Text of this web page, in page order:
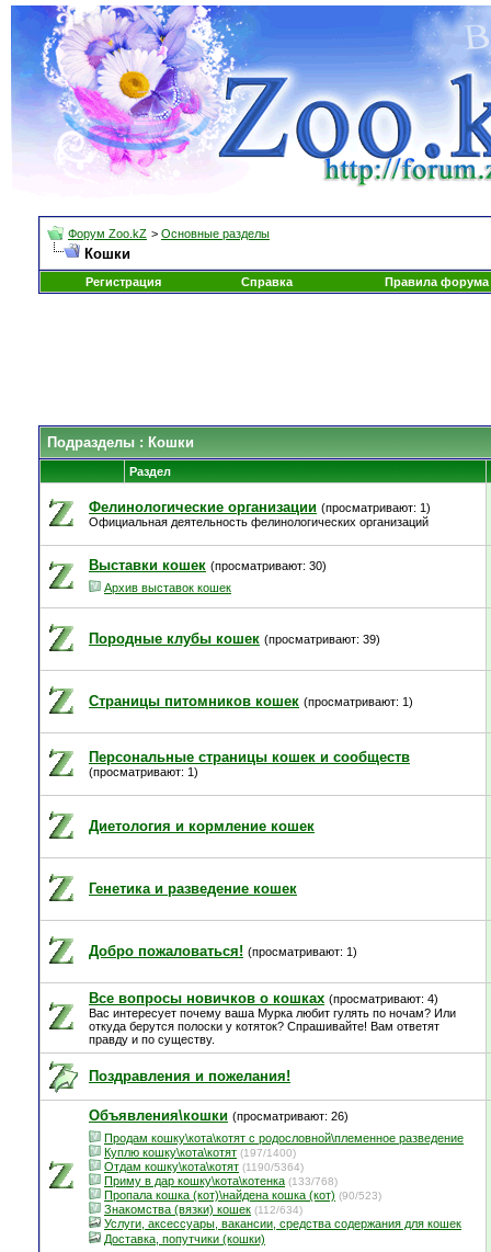
Форум Zoo.kZ > Основные разделы
Кошки
Регистрация Справка Правила форума
Подразделы : Кошки
Раздел
Фелинологические организации (просматривают: 1)
Официальная деятельность фелинологических организаций
Выставки кошек (просматривают: 30)
Архив выставок кошек
Породные клубы кошек (просматривают: 39)
Страницы питомников кошек (просматривают: 1)
Персональные страницы кошек и сообществ
(просматривают: 1)
Диетология и кормление кошек
Генетика и разведение кошек
Добро пожаловаться! (просматривают: 1)
Все вопросы новичков о кошках (просматривают: 4)
Вас интересует почему ваша Мурка любит гулять по ночам? Или
откуда берутся полоски у котяток? Спрашивайте! Вам ответят
правду и по существу.
Поздравления и пожелания!
Объявления\кошки (просматривают: 26)
Продам кошку\кота\котят с родословной\племенное разведение
Куплю кошку\кота\котят (197/1400)
Отдам кошку\кота\котят (1190/5364)
Приму в дар кошку\кота\котенка (133/768)
Пропала кошка (кот)\найдена кошка (кот) (90/523)
Знакомства (вязки) кошек (112/634)
Услуги, аксессуары, вакансии, средства содержания для кошек
Доставка, попутчики (кошки)